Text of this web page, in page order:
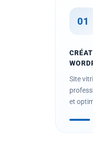
01
Site
et